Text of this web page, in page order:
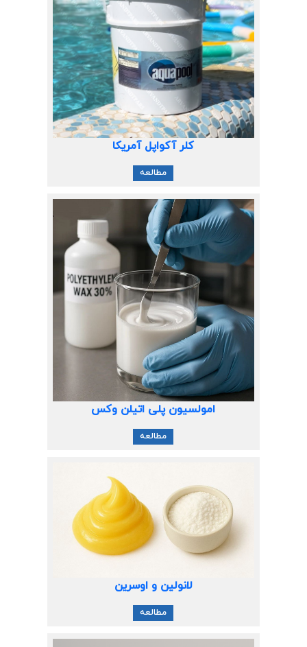
کلر آکواپل آمریکا
مطالعه
امولسیون پلی اتیلن وکس
مطالعه
لانولین و اوسرین
مطالعه